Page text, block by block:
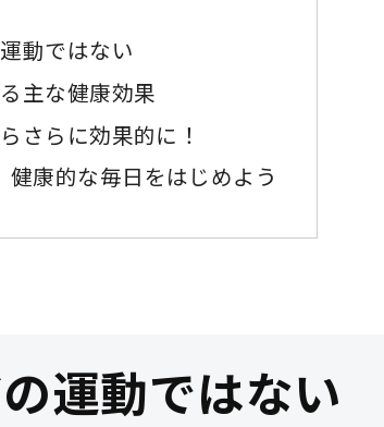
動ではない
主な健康効果
さらに効果的に！
康的な毎日をはじめよう
運動ではない